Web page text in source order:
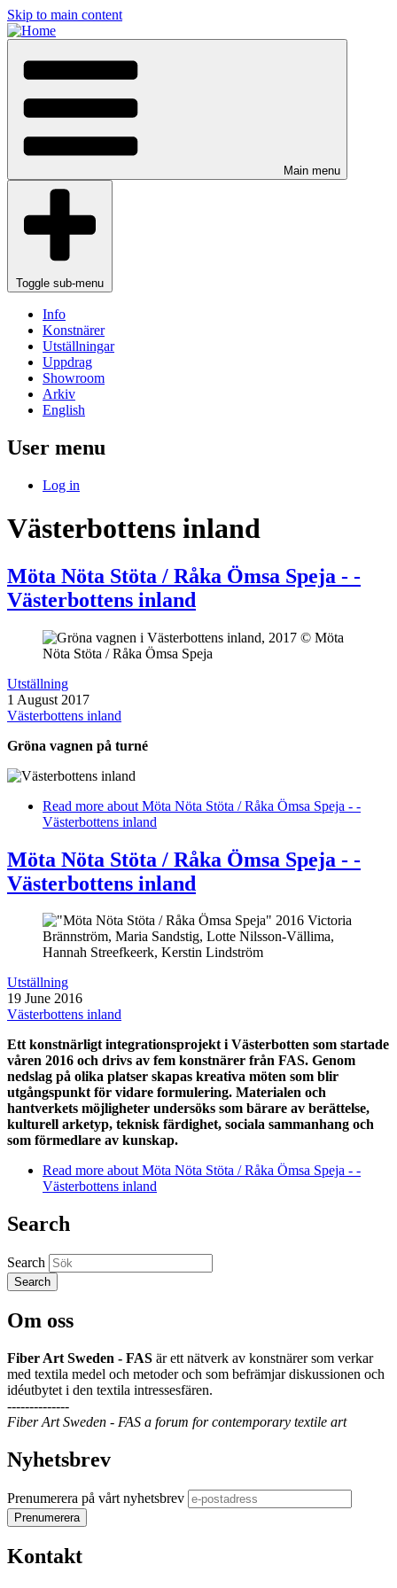
Skip to main content
Main menu
Toggle sub-menu
Info
Konstnärer
Utställningar
Uppdrag
Showroom
Arkiv
English
User menu
Log in
Västerbottens inland
Möta Nöta Stöta / Råka Ömsa Speja - -
Västerbottens inland
Utställning
1 August 2017
Västerbottens inland
Gröna vagnen på turné
Read more about Möta Nöta Stöta / Råka Ömsa Speja - -
Västerbottens inland
Möta Nöta Stöta / Råka Ömsa Speja - -
Västerbottens inland
Utställning
19 June 2016
Västerbottens inland
Ett konstnärligt integrationsprojekt i Västerbotten som startade
våren 2016 och drivs av fem konstnärer från FAS. Genom
nedslag på olika platser skapas kreativa möten som blir
utgångspunkt för vidare formulering. Materialen och
hantverkets möjligheter undersöks som bärare av berättelse,
kulturell arketyp, teknisk färdighet, sociala sammanhang och
som förmedlare av kunskap.
Read more about Möta Nöta Stöta / Råka Ömsa Speja - -
Västerbottens inland
Search
Search
Om oss
Fiber Art Sweden - FAS är ett nätverk av konstnärer som verkar
med textila medel och metoder och som befrämjar diskussionen och
idéutbytet i den textila intressesfären.
--------------
Fiber Art Sweden - FAS a forum for contemporary textile art
Nyhetsbrev
Prenumerera på vårt nyhetsbrev
Kontakt